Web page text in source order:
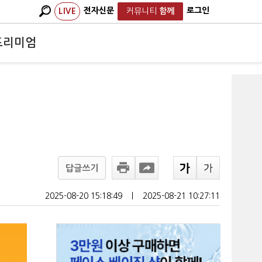
LIVE 전자신문 커뮤니티 함께 로그인
리미엄
답글쓰기
2025-08-20 15:18:49 2025-08-21 10:27:11